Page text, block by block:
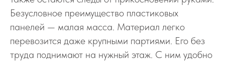
Безусловное преимущество пластиковых
панелей — малая масса. Материал легко
перевозится даже крупными партиями. Его без
труда поднимают на нужный этаж. С ним удобно